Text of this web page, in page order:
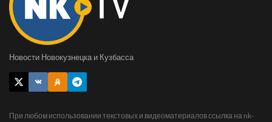
Новости Новокузнецка и Кузбасса
При любом использовании текстовых и видеоматериалов ссылка на nk-